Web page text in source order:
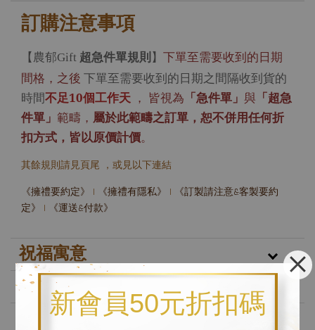
新會員50元折扣碼
訂購注意事項
【農郁Gift 超急件單規則】 下單至需要收到的日期
間格，之後 下單至需要收到的日期之間隔收到貨的
時間不足10個工作天 ， 皆視為 「急件單」 與 「超急
件單」 範疇， 屬於此範疇之訂單，恕不併用任何折
扣方式，皆以原價計價。
其餘規則請見頁尾 ，或見以下連結
《擁禮要約定》 | 《擁禮有隱私》 |
《訂製請注意&客製要約
定》
| 《運送&付款》
祝福寓意
客製化方式
品牌故事